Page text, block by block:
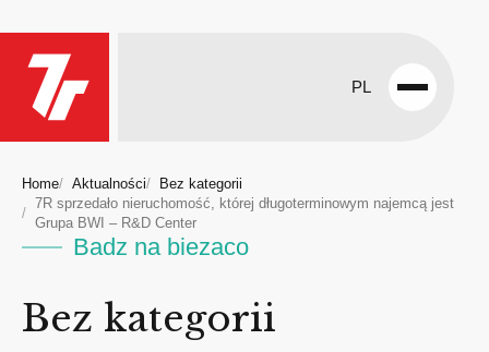
PL
Open
Home Aktualności
Bez kategorii
7R sprzedało nieruchomość, której długoterminowym najemcą jest
Grupa BWI – R&D Center
Badz na biezaco
Bez kategorii